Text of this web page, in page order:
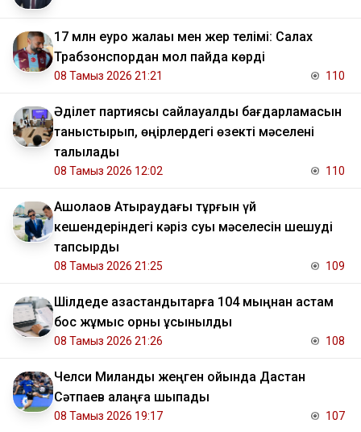
17 млн еуро жалақы мен жер телімі: Салах
Трабзонспордан мол пайда көрді
08 Тамыз 2026 21:21 110
Әділет партиясы сайлауалды бағдарламасын
таныстырып, өңірлердегі өзекті мәселені
талқылады
08 Тамыз 2026 12:02 110
​Ақшолақов Атыраудағы тұрғын үй
кешендеріндегі кәріз суы мәселесін шешуді
тапсырды
08 Тамыз 2026 21:25 109
​Шілдеде қазақстандықтарға 104 мыңнан астам
бос жұмыс орны ұсынылды
08 Тамыз 2026 21:26 108
Челси Миланды жеңген ойында Дастан
Сәтпаев алаңға шықпады
08 Тамыз 2026 19:17 107